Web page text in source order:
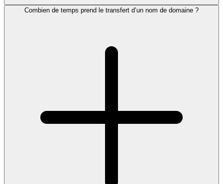
Combien de temps prend le transfert d’un nom de domaine ?